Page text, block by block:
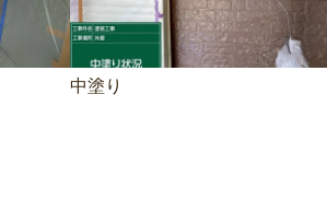
中塗り